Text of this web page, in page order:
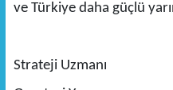
ve Türkiye daha güçlü
Strateji Uzmanı